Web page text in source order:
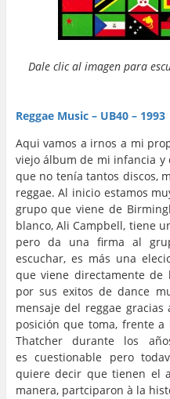
Dale clic al imagen para
Reggae Music – UB40 – 1993
Aqui vamos a irnos a mi
viejoálbum de mi infancia y
que no tenía tantos discos,
reggae. Al inicio estamos
grupo que viene de
blanco, Ali Campbell, tiene
pero da una firma al
escuchar, es más una
que viene directamente de
por sus exitos de dance
mensaje del reggae gracias
posición que toma, frente a
Thatcher durante los
es cuestionable pero
quiere decir que tienen el
manera, partciparon à la